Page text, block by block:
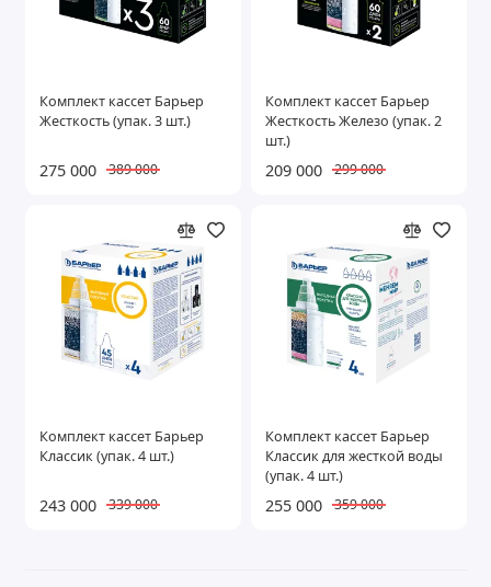
Комплект кассет Барьер
Жесткость (упак. 3 шт.)
275 000 389 000
Комплект кассет Барьер
Жесткость Железо (упак. 2
шт.)
209 000 299 000
Комплект кассет Барьер
Классик (упак. 4 шт.)
243 000 339 000
Комплект кассет Барьер
Классик для жесткой воды
(упак. 4 шт.)
255 000 359 000